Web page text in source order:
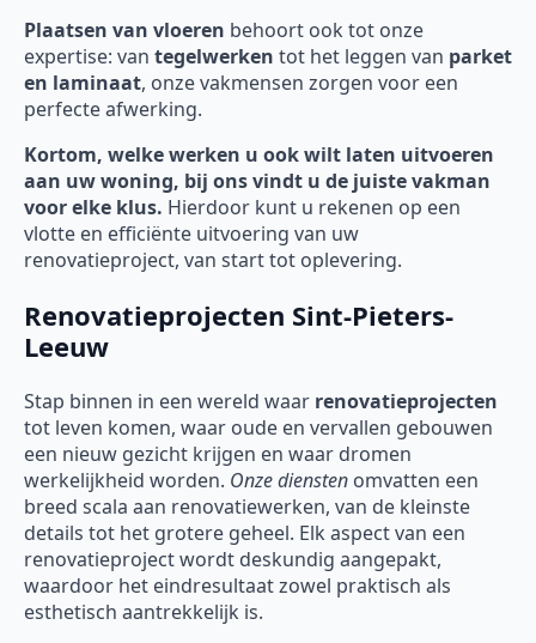
Plaatsen van vloeren behoort ook tot onze
expertise: van tegelwerken tot het leggen van parket
en laminaat, onze vakmensen zorgen voor een
perfecte afwerking.
Kortom, welke werken u ook wilt laten uitvoeren
aan uw woning, bij ons vindt u de juiste vakman
voor elke klus. Hierdoor kunt u rekenen op een
vlotte en efficiënte uitvoering van uw
renovatieproject, van start tot oplevering.
Renovatieprojecten Sint-Pieters-
Leeuw
Stap binnen in een wereld waar renovatieprojecten
tot leven komen, waar oude en vervallen gebouwen
een nieuw gezicht krijgen en waar dromen
werkelijkheid worden. Onze diensten omvatten een
breed scala aan renovatiewerken, van de kleinste
details tot het grotere geheel. Elk aspect van een
renovatieproject wordt deskundig aangepakt,
waardoor het eindresultaat zowel praktisch als
esthetisch aantrekkelijk is.